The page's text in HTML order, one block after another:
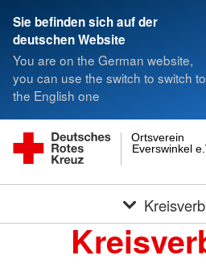
Sie befinden sich auf der
deutschen Website
You are on the German website,
you can use the switch to switch to
the English one
Everswinkel
Ortsverein